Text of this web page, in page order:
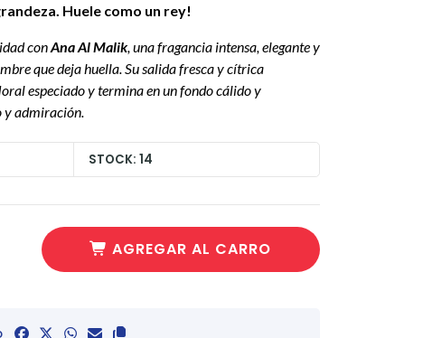
Huele como un rey!
conAna Al Malik, una fragancia intensa, elegante y
que deja huella. Su salida fresca y cítrica
especiado y termina en un fondo cálido y
y admiración.
STOCK: 14
AGREGAR AL CARRO